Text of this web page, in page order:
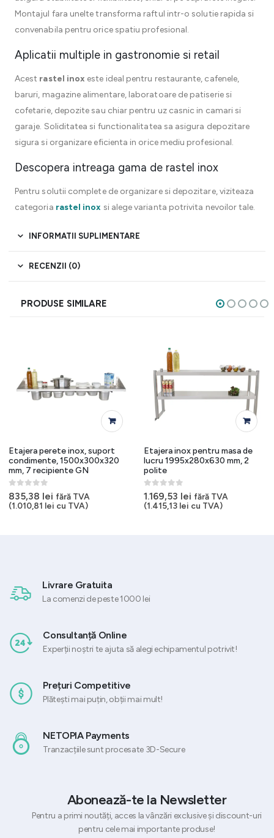
Montajul fara unelte transforma raftul intr-o solutie rapida si
convenabila pentru orice spatiu profesional.
Aplicatii multiple in gastronomie si retail
Acest rastel inox este ideal pentru restaurante, cafenele,
baruri, magazine alimentare, laboratoare de patiserie si
cofetarie, depozite sau chiar pentru uz casnic in camari si
garaje. Soliditatea si functionalitatea sa asigura depozitare
sigura si organizare eficienta in orice mediu profesional.
Descopera intreaga gama de rastel inox
Pentru solutii complete de organizare si depozitare, viziteaza
categoria rastel inox si alege varianta potrivita nevoilor tale.
INFORMATII SUPLIMENTARE
RECENZII (0)
PRODUSE SIMILARE
Etajera perete inox, suport
condimente, 1500x300x320
mm, 7 recipiente GN
0out of 5
835,38 lei fără TVA
(1.010,81 lei cu TVA)
Etajera inox pentru masa de
lucru 1995x280x630 mm, 2
polite
0 out of 5
1.169,53 lei fără TVA
(1.415,13 lei cu TVA)
Livrare Gratuita
La comenzi de peste 1000 lei
Consultanță Online
Experții noștri te ajuta să alegi echipamentul potrivit!
Prețuri Competitive
Plătești mai puțin, obții mai mult!
NETOPIA Payments
Tranzacțiile sunt procesate 3D-Secure
Abonează-te la Newsletter
Pentru a primi noutăți, acces la vânzări exclusive și discount-uri
pentru cele mai importante produse!